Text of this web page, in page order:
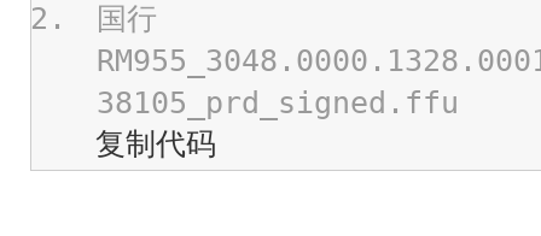
国行
38105_prd_signed.ffu
复制代码